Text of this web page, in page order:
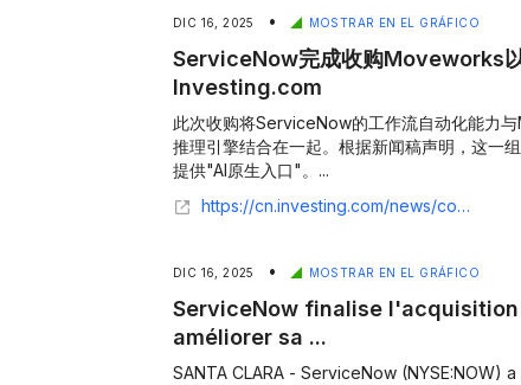
DIC 16, 2025 • MOSTRAR EN EL GRÁFICO
ServiceNow完成收购Moveworks
Investing.com
此次收购将ServiceNow的工作流自动化能力
推理引擎结合在一起。根据新闻稿声明，这一
提供"AI原生入口"。...
https://cn.investing.com/news/company-news/article-93CH-3128451
DIC 16, 2025 • MOSTRAR EN EL GRÁFICO
ServiceNow finalise
améliorer sa ...
SANTA CLARA - ServiceNow (NYSE:NOW)